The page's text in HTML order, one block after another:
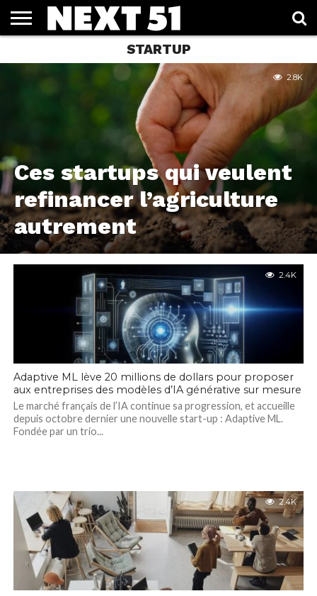
BUSINESS
IMMOBILIER
STARTUP
STARTUP
Ces startups qui veulent
refinancer l’agriculture
autrement
2.8K
2.4K
Adaptive ML lève 20 millions de dollars pour proposer
aux entreprises des modèles d’IA générative sur mesure
Le marché français de l’IA continue sa progression, et accueille
depuis octobre dernier une nouvelle start-up : Adaptive ML.
Fondée par un trio...
2.4K